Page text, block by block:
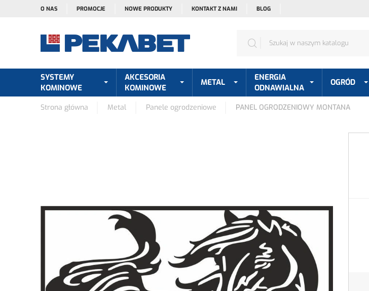
O NAS PROMOCJE NOWE PRODUKTY KONTAKT Z NAMI BLOG
SYSTEMY
KOMINOWE
AKCESORIA
KOMINOWE
METAL
ENERGIA
ODNAWIALNA
OGRÓD
Strona główna Metal Panele ogrodzeniowe PANEL OGRODZENIOWY MONTANA